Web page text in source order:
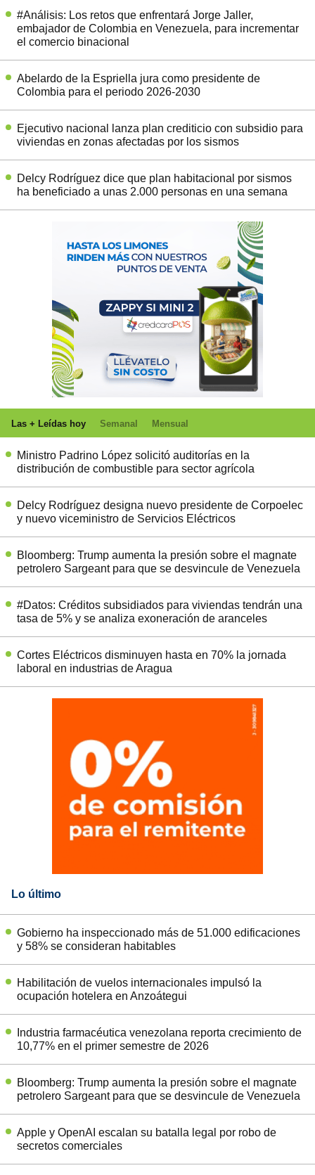
#Análisis: Los retos que enfrentará Jorge Jaller,
embajador de Colombia en Venezuela, para incrementar
el comercio binacional
Abelardo de la Espriella jura como presidente de
Colombia para el periodo 2026-2030
Ejecutivo nacional lanza plan crediticio con subsidio para
viviendas en zonas afectadas por los sismos
Delcy Rodríguez dice que plan habitacional por sismos
ha beneficiado a unas 2.000 personas en una semana
Las + Leídas hoy Semanal Mensual
Ministro Padrino López solicitó auditorías en la
distribución de combustible para sector agrícola
Delcy Rodríguez designa nuevo presidente de Corpoelec
y nuevo viceministro de Servicios Eléctricos
Bloomberg: Trump aumenta la presión sobre el magnate
petrolero Sargeant para que se desvincule de Venezuela
#Datos: Créditos subsidiados para viviendas tendrán una
tasa de 5% y se analiza exoneración de aranceles
Cortes Eléctricos disminuyen hasta en 70% la jornada
laboral en industrias de Aragua
Lo último
Gobierno ha inspeccionado más de 51.000 edificaciones
y 58% se consideran habitables
Habilitación de vuelos internacionales impulsó la
ocupación hotelera en Anzoátegui
Industria farmacéutica venezolana reporta crecimiento de
10,77% en el primer semestre de 2026
Bloomberg: Trump aumenta la presión sobre el magnate
petrolero Sargeant para que se desvincule de Venezuela
Apple y OpenAI escalan su batalla legal por robo de
secretos comerciales